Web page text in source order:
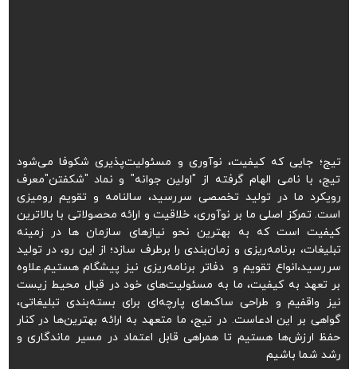
تیج؛ جایی که کیفیت، نوآوری و مسئولیت‌پذیری شکوفا می‌شود
تیج، با نامی الهام گرفته از "اولین جوانه" و نماد "شکفتن"معرف
رویکرد ما در تولید تخصصی سررسید، سالنامه و تقویم رومیزی
است. تمرکز اصلی ما بر نوآوری، خلاقیت و ارائه محصولاتی با بالاترین
کیفیت است که به بهترین نحو نیازهای سازمان ها در زمینه
تبلیغات، برنامه‌ریزی و زمان‌بندی را برطرف سازد؛ از این رو، در تولید
سررسید،انواع تقویم و دفاتر برنامه‌ریزی نیز پیشگام هستیم.علاوه
بر تعهد به کیفیت، ما به مسئولیت‌های خود در قبال محیط زیست
نیز واقفیم و طراحی ساک‌های پارچه‌ای برای بسته‌بندی تبلیغاتی،
گواهی بر این ادعاست. در تیج، ما متعهد به ارائه بهترین‌ها در کنار
حفظ ارزش‌ها هستیم تا همراهی قابل اعتماد در مسیر ماندگاری و
رشد شما باشیم